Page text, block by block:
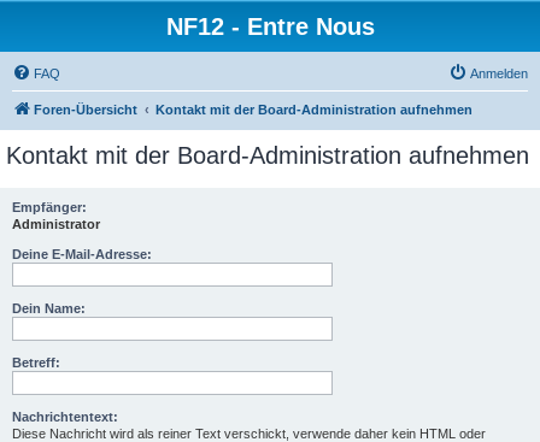
NF12 - Entre Nous
FAQ Anmelden
Foren-Übersicht Kontakt mit der Board-Administration aufnehmen
Kontakt mit der Board-Administration aufnehmen
Empfänger:
Administrator
Deine E-Mail-Adresse:
Dein Name:
Betreff:
Nachrichtentext:
Diese Nachricht wird als reiner Text verschickt, verwende daher kein HTML oder